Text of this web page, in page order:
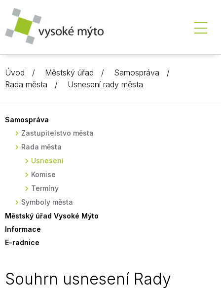
Úvod Městský úřad
Samospráva
Rada města
Usnesení rady města
Samospráva
Zastupitelstvo města
Rada města
Usnesení
Komise
Termíny
Symboly města
Městský úřad Vysoké Mýto
Informace
E-radnice
Souhrn usnesení Rady